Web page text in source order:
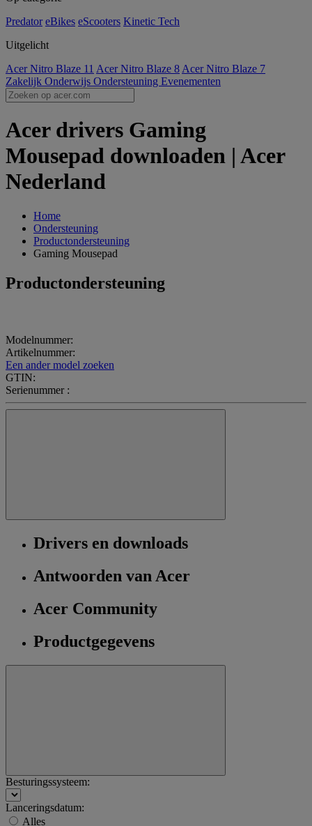
Predator eBikes eScooters Kinetic Tech
Uitgelicht
Acer Nitro Blaze 11 Acer Nitro Blaze 8 Acer Nitro Blaze 7
Zakelijk Onderwijs Ondersteuning Evenementen
Acer drivers Gaming
Mousepad downloaden | Acer
Nederland
Home
Ondersteuning
Productondersteuning
Gaming Mousepad
Productondersteuning
Modelnummer:
Artikelnummer:
Een ander model zoeken
GTIN:
Serienummer :
Drivers en downloads
Antwoorden van Acer
Acer Community
Productgegevens
Besturingssysteem:
Lanceringsdatum:
Alles